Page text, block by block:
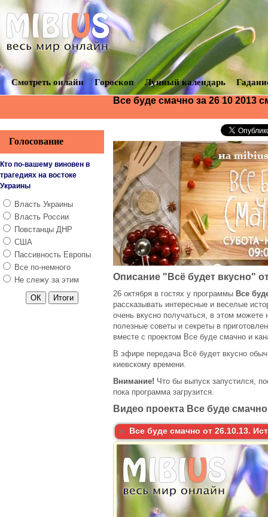
Смотреть онлайн Гороскоп Лунный календарь
Все буде смачно за 26 10 2013
Описание "Всё будет вкусно"
26 октября в гостях у программы Все
рассказывать интересные и веселые
очень вкусно получаться, в этом
полезные советы и секреты в
вместе с проектом Все буде смачно и
В эфире передача Всё будет вкусно
киевскому времени.
Внимание! Что бы выпуск запустился,
пока программа загрузится.
Видео проекта Все буде
Все буде смачно от 26.10.13.
Голосование
Кто по-вашему виновен в
трагедиях на востоке
Украины
Власть Украины
Власть России
Повстанцы ДНР
США
Пассивность Европы
Все по-немного
Не слежу за этим